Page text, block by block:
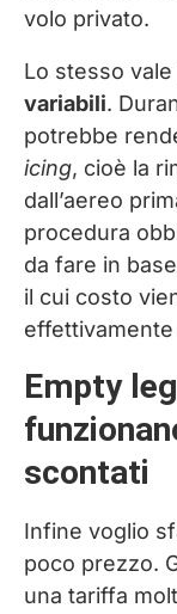
volo privato.
Lo stesso
variabili.
potrebbe
icing, cioè la
dall’aereo
procedura
da fare in
il cui costo
Empty
scontati
Infine voglio
poco prezzo.
una tariffa